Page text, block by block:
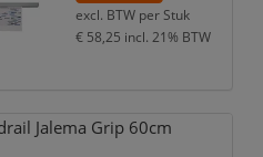
excl. BTW per Stuk
€ 58,25 incl. 21% BTW
Jalema Grip 60cm